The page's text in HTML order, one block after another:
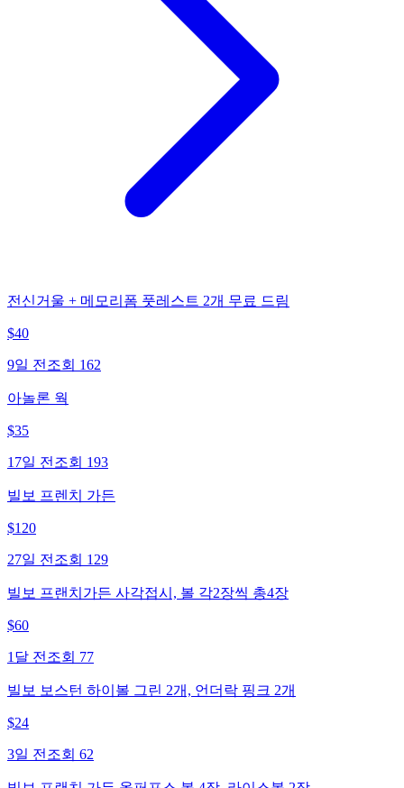
전신거울 + 메모리폼 풋레스트 2개 무료 드림
$40
9일 전 조회 162
아놀론 웍
$35
17일 전 조회 193
빌보 프렌치 가든
$120
27일 전 조회 129
빌보 프랜치가든 사각접시, 볼 각2장씩 총4장
$60
1달 전 조회 77
빌보 보스턴 하이볼 그린 2개, 언더락 핑크 2개
$24
3일 전 조회 62